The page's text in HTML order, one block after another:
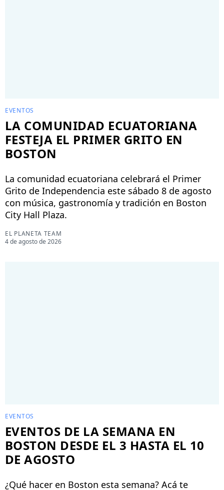
EVENTOS
LA COMUNIDAD ECUATORIANA
FESTEJA EL PRIMER GRITO EN
BOSTON
La comunidad ecuatoriana celebrará el Primer
Grito de Independencia este sábado 8 de agosto
con música, gastronomía y tradición en Boston
City Hall Plaza.
EL PLANETA TEAM
4 de agosto de 2026
EVENTOS
EVENTOS DE LA SEMANA EN
BOSTON DESDE EL 3 HASTA EL 10
DE AGOSTO
¿Qué hacer en Boston esta semana? Acá te